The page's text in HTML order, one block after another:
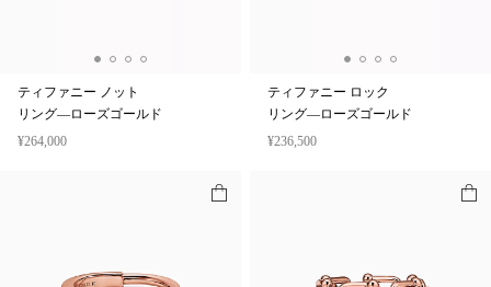
ティファニー ノット
リング—ローズゴールド
¥264,000
ティファニー ロック
リング—ローズゴールド
¥236,500